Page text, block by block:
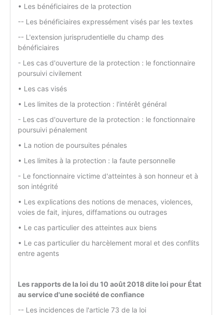
• Les bénéficiaires de la protection
-- Les bénéficiaires expressément visés par les textes
-- L'extension jurisprudentielle du champ des
bénéficiaires
- Les cas d'ouverture de la protection : le fonctionnaire
poursuivi civilement
• Les cas visés
• Les limites de la protection : l'intérêt général
- Les cas d'ouverture de la protection : le fonctionnaire
poursuivi pénalement
• La notion de poursuites pénales
• Les limites à la protection : la faute personnelle
- Le fonctionnaire victime d'atteintes à son honneur et à
son intégrité
• Les explications des notions de menaces, violences,
voies de fait, injures, diffamations ou outrages
• Le cas particulier des atteintes aux biens
• Le cas particulier du harcèlement moral et des conflits
entre agents
Les rapports de la loi du 10 août 2018 dite loi pour État
au service d'une société de confiance
-- Les incidences de l'article 73 de la loi